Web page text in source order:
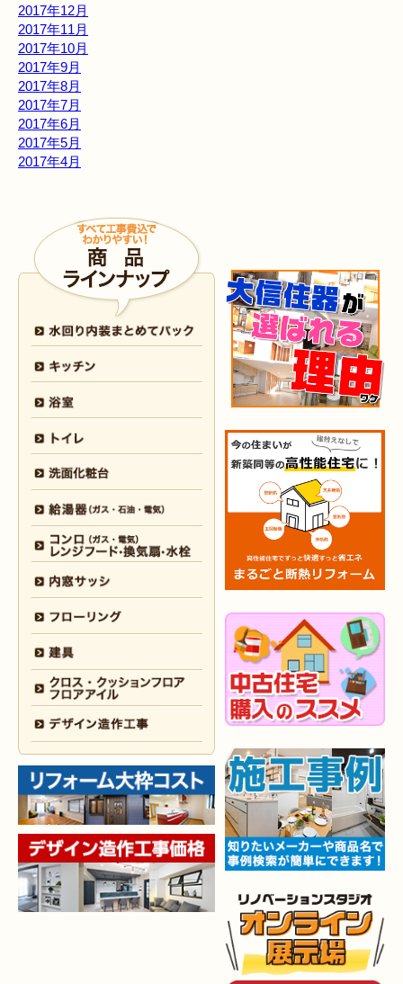
2017年12月
2017年11月
2017年10月
2017年9月
2017年8月
2017年7月
2017年6月
2017年5月
2017年4月